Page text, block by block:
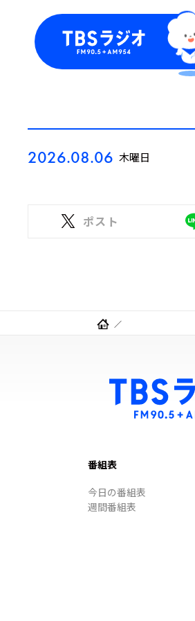
2026.08.06 木曜日
ポスト
番組表
今日の番組表
週間番組表